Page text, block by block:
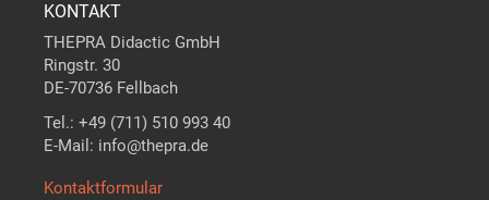
KONTAKT
THEPRA Didactic GmbH
Ringstr. 30
DE-70736 Fellbach
Tel.: +49 (711) 510 993 40
E-Mail: info@thepra.de
Kontaktformular